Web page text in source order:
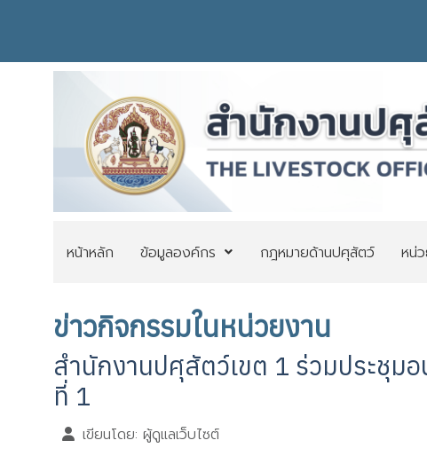
หน้าหลัก ข้อมูลองค์กร กฎหมายด้านปศุสัตว์ หน่
ข่าวกิจกรรมในหน่วยงาน
สำนักงานปศุสัตว์เขต 1 ร่วมประชุม
ที่ 1
เขียนโดย:ผู้ดูแลเว็บไซต์